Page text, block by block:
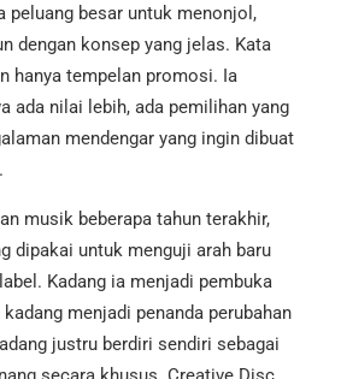
peluang besar untuk menonjol,
dengan konsep yang jelas. Kata
hanya tempelan promosi. Ia
ada nilai lebih, ada pemilihan yang
mendengar yang ingin dibuat
musik beberapa tahun terakhir,
dipakai untuk menguji arah baru
Kadang ia menjadi pembuka
menjadi penanda perubahan
justru berdiri sendiri sebagai